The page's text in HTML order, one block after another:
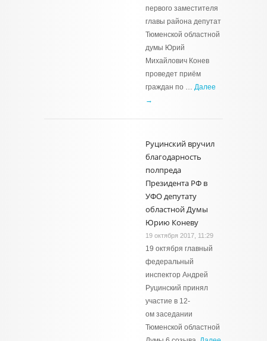
первого заместителя
главы района депутат
Тюменской областной
думы Юрий
Михайлович Конев
проведет приём
граждан по … Далее
→
Руцинский вручил
благодарность
полпреда
Президента РФ в
УФО депутату
областной Думы
Юрию Коневу
19 октября 2017, 11:29
19 октября главный
федеральный
инспектор Андрей
Руцинский принял
участие в 12-
ом заседании
Тюменской областной